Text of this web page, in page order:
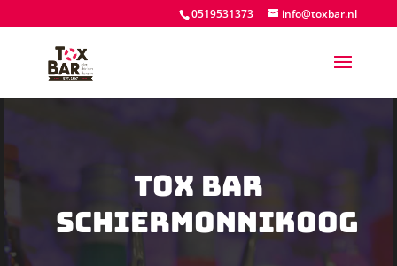
0519531373 info@toxbar.nl
Tox Bar
Schiermonnikoog